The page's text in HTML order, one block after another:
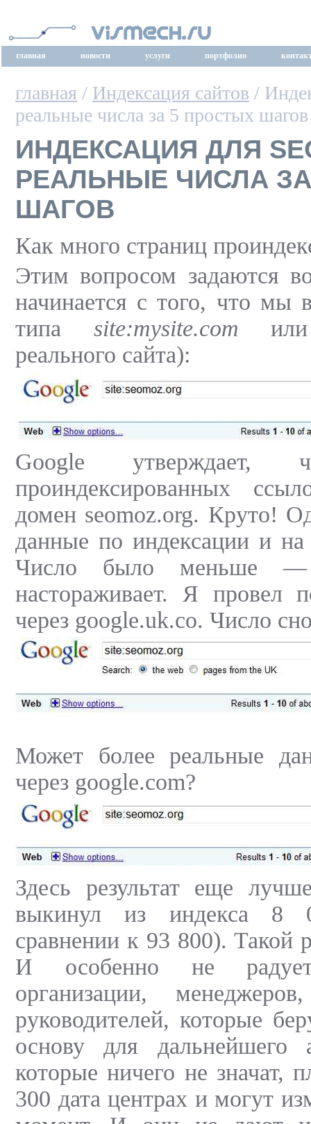
главная новости услуги портфолио
главная / Индексация сайтов /
реальные числа за 5 простых шагов
ИНДЕКСАЦИЯ ДЛЯ
РЕАЛЬНЫЕ ЧИСЛА
ШАГОВ
Как много страниц
Этим вопросом задаются
начинается с того, что мы
типа site:mysite.com или
реального сайта):
Google
проиндексированных
домен seomoz.org. Круто!
данные по индексации и
Число было меньше
настораживает. Я провел
через google.uk.co. Число
Может более реальные
через google.com?
Здесь результат еще
выкинул из индекса 8
сравнении к 93 800). Такой
И особенно не радует
организации,
руководителей, которые
основу для дальнейшего
которые ничего не значат,
300 дата центрах и могут